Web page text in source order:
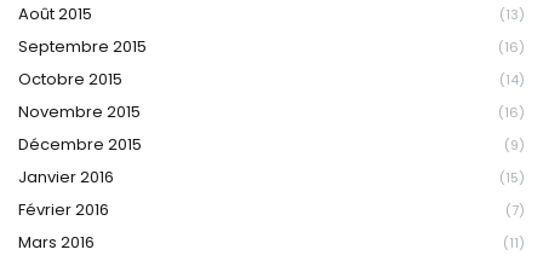
Août 2015 (13)
Septembre 2015 (16)
Octobre 2015 (14)
Novembre 2015 (16)
Décembre 2015 (9)
Janvier 2016 (15)
Février 2016 (7)
Mars 2016 (11)